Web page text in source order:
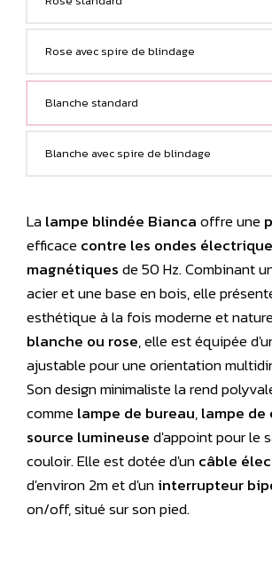
Rose avec spire de blindage
Blanche standard
Blanche avec spire de blindage
Lalampe blindée Biancaoffre une
efficacecontre les ondes
magnétiquesde 50 Hz. Combinant
acier et une base en bois, elle
esthétique à la fois moderne et
blanche ou rose, elle est équipée
ajustable pour une orientation
Son design minimaliste la rend
commelampe de bureau,lampe de
source lumineused'appoint pour le
couloir. Elle est dotée d'uncâble
d'environ 2m et d'uninterrupteur
on/off, situé sur son pied.